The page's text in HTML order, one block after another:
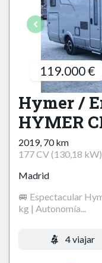
119.000 €
Hymer /
HYMER
2019, 70 km
177 CV (130,18 kW)
Madrid
🚐 Espectacular
kg | Autonomía...
4 viajar